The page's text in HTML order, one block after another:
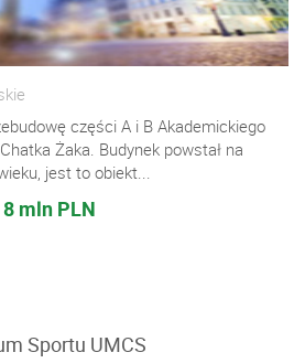
części A i B Akademickiego
Żaka. Budynek powstał na
jest to obiekt...
mln PLN
Sportu UMCS